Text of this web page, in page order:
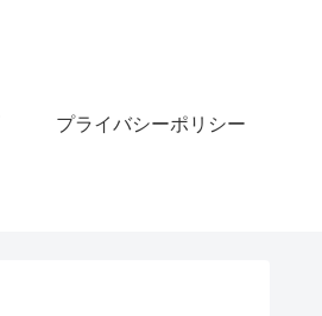
プライバシーポリシー